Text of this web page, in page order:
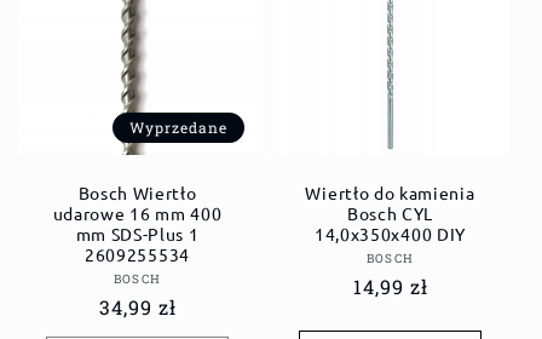
Wyprzedane
Bosch Wiertło
udarowe 16 mm 400
mm SDS-Plus 1
2609255534
Dostawca:
BOSCH
Cena
regularna
34,99 zł
Wiertło do kamienia
Bosch CYL
14,0x350x400 DIY
Dostawca:
BOSCH
Cena
14,99 zł